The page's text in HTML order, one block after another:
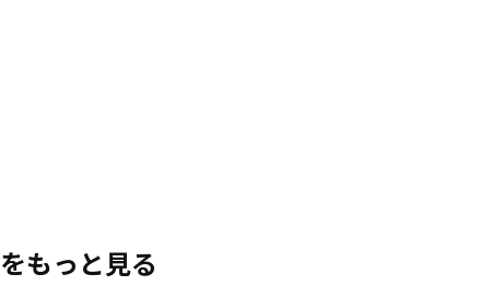
をもっと見る